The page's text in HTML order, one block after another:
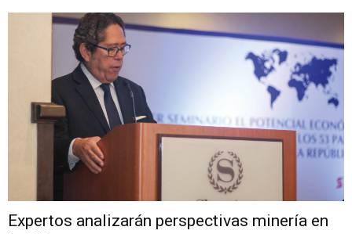
Expertos analizarán perspectivas minería en